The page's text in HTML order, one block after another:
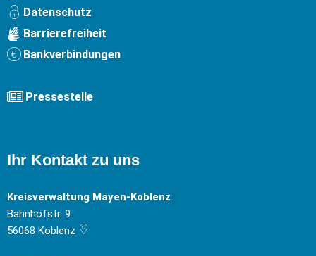
Datenschutz
Barrierefreiheit
Bankverbindungen
Pressestelle
Ihr Kontakt zu uns
Kreisverwaltung Mayen-Koblenz
Bahnhofstr. 9
56068 Koblenz